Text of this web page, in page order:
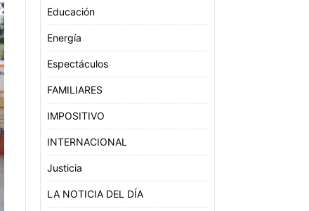
Educación
Energía
Espectáculos
FAMILIARES
IMPOSITIVO
INTERNACIONAL
Justicia
LA NOTICIA DEL DÍA